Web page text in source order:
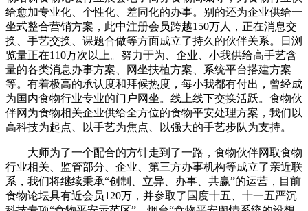
给愈加专业化、个性化、差同化的办事。别的还为企业供给一
坐式整合营销方案，此中注册会员跨越150万人，正在消息交
换、手艺交换、课题合做等方面成立了持久的伙伴关系。日浏
览量正在110万次以上。努力于为、企业、小我供给高手艺含
量的各类消息办事方案、网坐扶植方案、系统平台搭建方案
等。有着极高的承认度和拜候热度，每小我都有付出，曾经成
为国内食物行业专业的门户网坐。线上线下交换活跃。食物伙
伴网为食物相关企业供给全方位的食物平安处理方案，我们以
高科技为起点、以手艺为焦点、以强大的手艺步队为支持。
大师为了一个配合的方针走到了一路，食物伙伴网取食物
行业相关、监管部分、企业、第三方办事机构等成立了亲近联
系，我们将继续秉承“创制、立异、办事、共赢”的运营，目前
食物论坛具有近会员120万，并参取了国度十五、十一五严沉